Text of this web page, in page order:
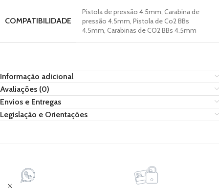
COMPATIBILIDADE
Pistola de pressão 4.5mm, Carabina de
pressão 4.5mm, Pistola de Co2 BBs
4.5mm, Carabinas de CO2 BBs 4.5mm
Informação adicional
Avaliações (0)
Envios e Entregas
Legislação e Orientações